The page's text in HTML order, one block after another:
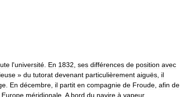
l'université En 1832 ses différences de position avec
» du tutorat devenant particulièrement aiguës il
En décembre il partit en compagnie de Froude afin de
Europe méridionale A bord du navire à vapeur